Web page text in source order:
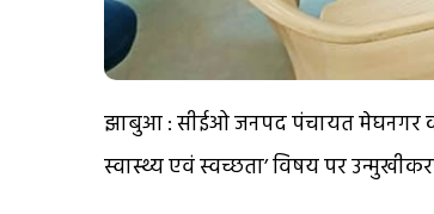
झाबुआ : सीईओ जनपद पंचायत मेघनगर की
स्वास्थ्य एवं स्वच्छता’ विषय पर